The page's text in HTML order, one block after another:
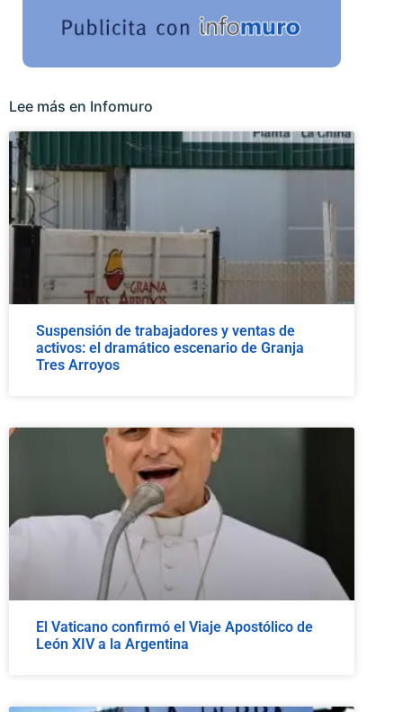
Lee más en Infomuro
Suspensión de trabajadores y ventas de
activos: el dramático escenario de Granja
Tres Arroyos
El Vaticano confirmó el Viaje Apostólico de
León XIV a la Argentina